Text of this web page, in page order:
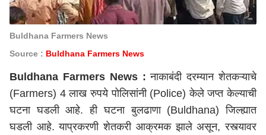
Buldhana Farmers News
Source : Buldhana Farmers News
Buldhana Farmers News : नाकाबंदी दरम्यान शेतकऱ्याचे
(Farmers) 4 लाख रुपये पोलिसांनी (Police) केले जप्त केल्याची
घटना घडली आहे. ही घटनाबुलढाणा(Buldhana) जिल्ह्यात
घडली आहे. याप्रकरणी शेतकरी आक्रमक झाले असून, रस्त्यावर